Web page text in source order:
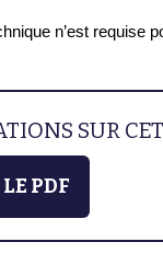
n’est requise
SUR
PDF